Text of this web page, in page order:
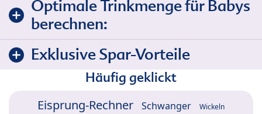
Optimale Trinkmenge für Babys
berechnen:
Exklusive Spar-Vorteile
Häufig geklickt
Eisprung-Rechner Schwanger Wickeln